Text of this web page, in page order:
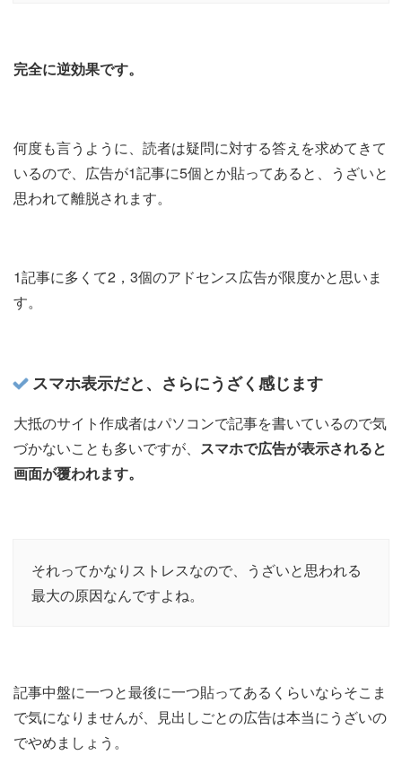
完全に逆効果です。
何度も言うように、読者は疑問に対する答えを求めてきて
いるので、広告が1記事に5個とか貼ってあると、うざいと
思われて離脱されます。
1記事に多くて2，3個のアドセンス広告が限度かと思いま
す。
スマホ表示だと、さらにうざく感じます
大抵のサイト作成者はパソコンで記事を書いているので気
づかないことも多いですが、 スマホで広告が表示されると
画面が覆われます。
それってかなりストレスなので、うざいと思われる
最大の原因なんですよね。
記事中盤に一つと最後に一つ貼ってあるくらいならそこま
で気になりませんが、見出しごとの広告は本当にうざいの
でやめましょう。